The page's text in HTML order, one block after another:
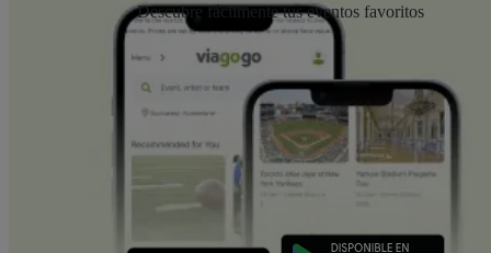
Descubre fácilmente tus eventos favoritos